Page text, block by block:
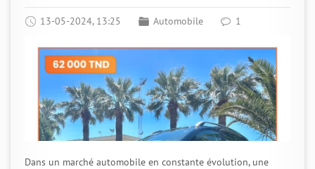
13-05-2024, 13:25 Automobile 1
Dans un marché automobile en constante évolution, une